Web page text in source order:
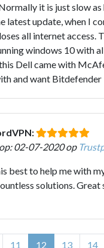
it is just slow
latest update, when I
all internet access.
windows 10 with
Dell came with
and want Bitdefender
02-07-2020 op
best to help me with
solutions. Great
11 12 13 14